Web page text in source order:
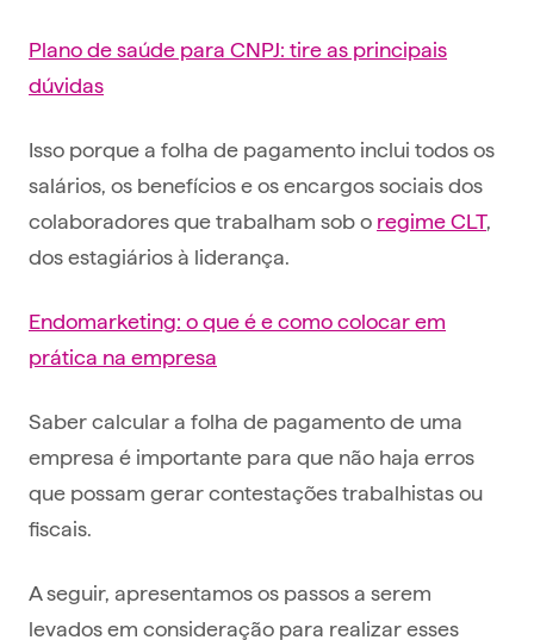
Plano de saúde para CNPJ: tire as principais
dúvidas
Isso porque a folha de pagamento inclui todos os
salários, os benefícios e os encargos sociais dos
colaboradores que trabalham sob o regime CLT,
dos estagiários à liderança.
Endomarketing: o que é e como colocar em
prática na empresa
Saber calcular a folha de pagamento de uma
empresa é importante para que não haja erros
que possam gerar contestações trabalhistas ou
fiscais.
A seguir, apresentamos os passos a serem
levados em consideração para realizar esses